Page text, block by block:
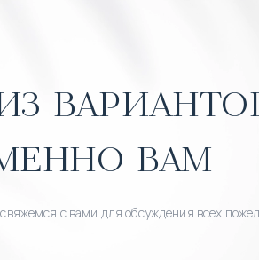
вам
с вами для обсуждения всех